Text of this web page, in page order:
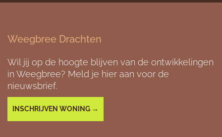
Weegbree Drachten
Wil jij op de hoogte blijven van de ontwikkelingen
in Weegbree? Meld je hier aan voor de
nieuwsbrief.
INSCHRIJVEN WONING →